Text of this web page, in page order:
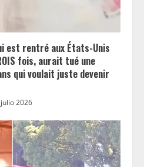
est rentré aux États-Unis
fois, aurait tué une
qui voulait juste devenir
2026